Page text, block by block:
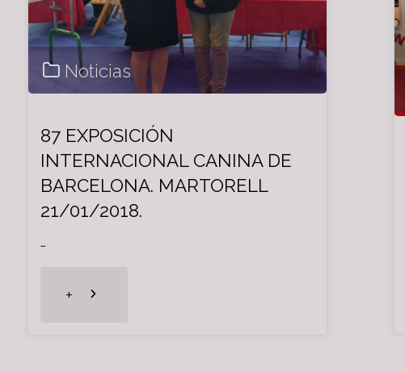
Noticias
87 EXPOSICIÓN
INTERNACIONAL CANINA DE
BARCELONA. MARTORELL
21/01/2018.
…
+ "87